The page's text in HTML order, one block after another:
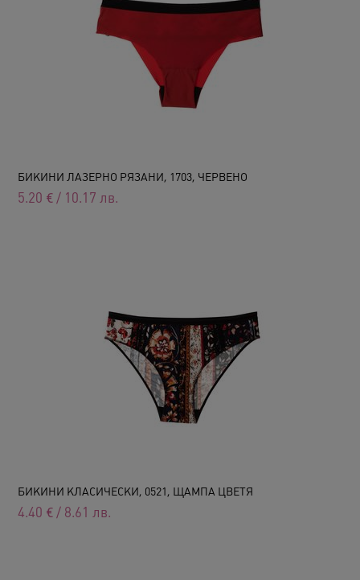
БИКИНИ ЛАЗЕРНО РЯЗАНИ, 1703, ЧЕРВЕНО
5.20 € / 10.17 лв.
БИКИНИ КЛАСИЧЕСКИ, 0521, ЩАМПА ЦВЕТЯ
4.40 € / 8.61 лв.